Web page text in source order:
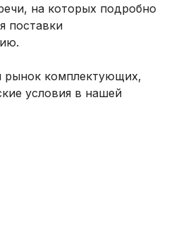
на которых подробно
поставки
рынок комплектующих,
условия в нашей